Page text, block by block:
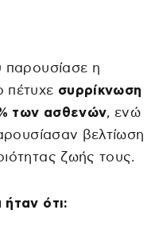
παρουσίασε η
πέτυχε συρρίκνωση
των ασθενών, ενώ
βελτίωση
ζωής τους.
ότι: